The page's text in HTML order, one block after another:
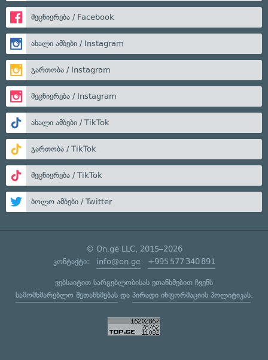
მეცნიერება / Facebook
ახალი ამბები / Instagram
გართობა / Instagram
მეცნიერება / Instagram
ახალი ამბები / TikTok
გართობა / TikTok
მეცნიერება / TikTok
ბოლო ამბები / Twitter
© On.ge LLC, 2015–2026
კონტაქტი: info@on.ge +995 577 340 891
ვებსაიტით სარგებლობისას ეთანხმებით ჩვენს
სამომხმარებლო შეთანხმებასდა პირადი ინფორმაციის პოლიტიკას.